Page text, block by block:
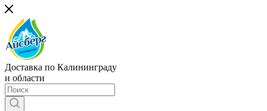
Доставка по Калининграду
и области